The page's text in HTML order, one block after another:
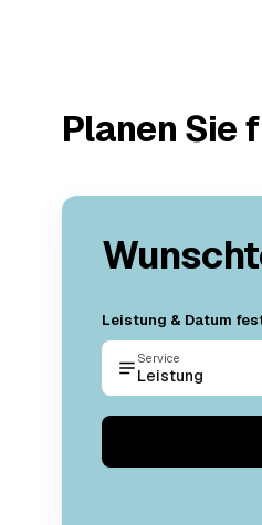
Planen Sie
Leistung & Datum
Service
Leistung